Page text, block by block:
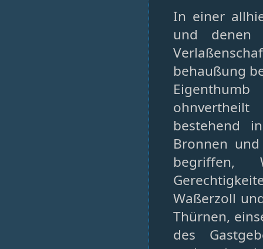
In einer
und denen
behaußung
bestehend
Bronnen
begriffen,
Waßerzoll
Thürnen,
des